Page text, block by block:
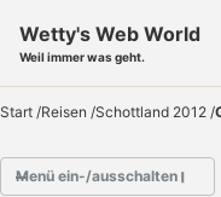
Wetty's Web World
Weil immer was geht.
Start /Reisen /Schottland 2012 /
Menü ein-/ausschalten